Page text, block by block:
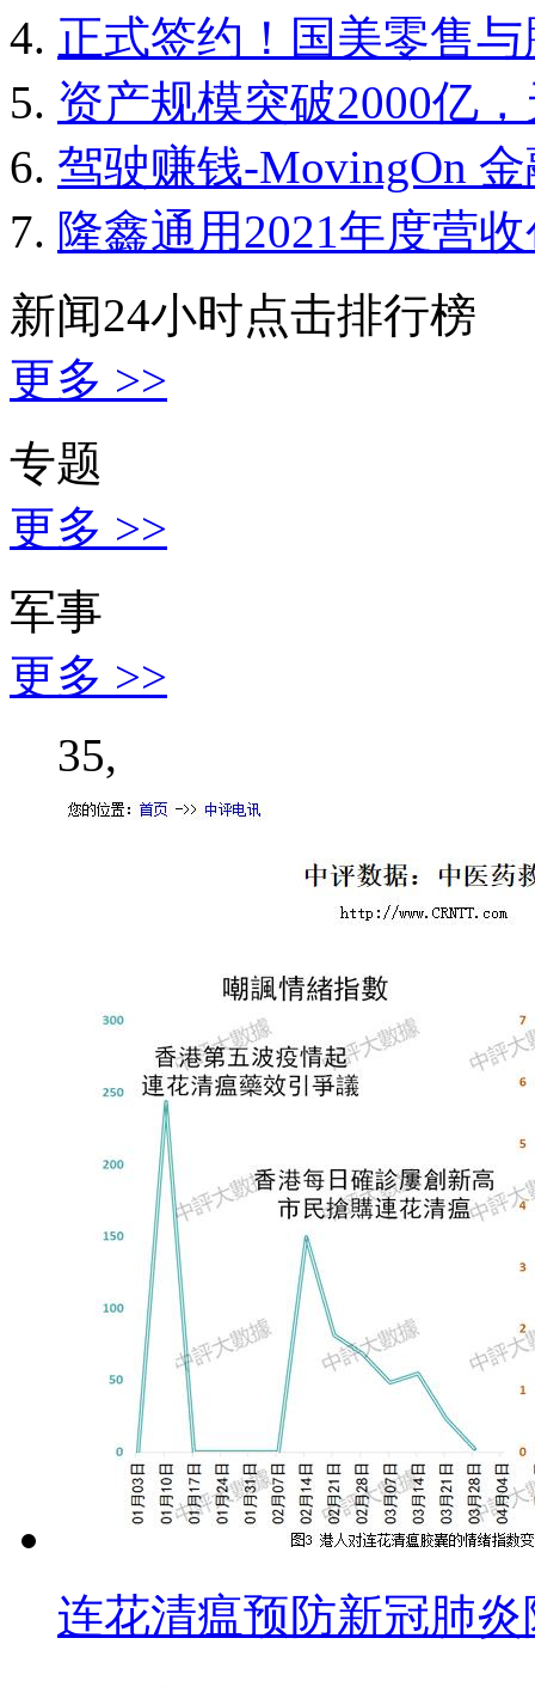
正式签约！国美零售
资产规模突破2000亿
驾驶赚钱-MovingOn
隆鑫通用2021年度营
新闻24小时点击排行榜
更多 >>
专题
更多 >>
军事
更多 >>
35,
连花清瘟预防新冠肺